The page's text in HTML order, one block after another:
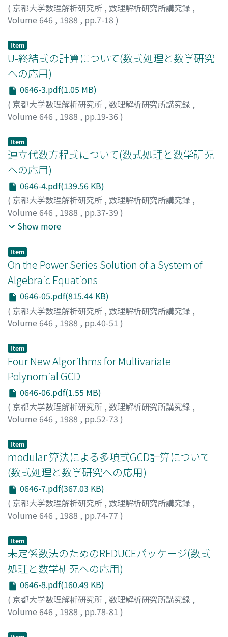
( 京都大学数理解析研究所 , 数理解析研究所講究録 ,
Volume 646 , 1988 , pp.7-18 )
Item
U-終結式の計算について(数式処理と数学研究
への応用)
0646-3.pdf(1.05 MB)
( 京都大学数理解析研究所 , 数理解析研究所講究録 ,
Volume 646 , 1988 , pp.19-36 )
フジセ, テツロウ
Item
連立代数方程式について(数式処理と数学研究
への応用)
0646-4.pdf(139.56 KB)
( 京都大学数理解析研究所 , 数理解析研究所講究録 ,
Volume 646 , 1988 , pp.37-39 )
小林, 英恒;森継, 修一
ヤシ, ヒデツネ
Show more
Item
On the Power Series Solution of a System of
Algebraic Equations
0646-05.pdf(815.44 KB)
( 京都大学数理解析研究所 , 数理解析研究所講究録 ,
Volume 646 , 1988 , pp.40-51 )
Item
Four New Algorithms for Multivariate
Polynomial GCD
0646-06.pdf(1.55 MB)
( 京都大学数理解析研究所 , 数理解析研究所講究録 ,
Volume 646 , 1988 , pp.52-73 )
幸;ササキ, タテアキ
Item
modular 算法による多項式GCD計算について
(数式処理と数学研究への応用)
0646-7.pdf(367.03 KB)
( 京都大学数理解析研究所 , 数理解析研究所講究録 ,
Volume 646 , 1988 , pp.74-77 )
Takeshima, T.
Item
未定係数法のためのREDUCEパッケージ(数式
処理と数学研究への応用)
0646-8.pdf(160.49 KB)
( 京都大学数理解析研究所 , 数理解析研究所講究録 ,
Volume 646 , 1988 , pp.78-81 )